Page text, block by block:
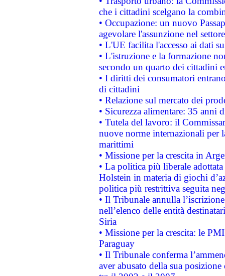
che i cittadini scelgano la
• Occupazione: un nuovo
agevolare l'assunzione nel
• L'UE facilita l'accesso ai dati
• L'istruzione e la formazione
secondo un quarto dei cittadini
• I diritti dei consumatori
di cittadini
• Relazione sul mercato dei
• Sicurezza alimentare: 35 anni
• Tutela del lavoro: il
nuove norme internazionali per
marittimi
• Missione per la crescita in
• La politica più liberale
Holstein in materia di giochi
politica più restrittiva seguita
• Il Tribunale annulla
nell’elenco delle entità
Siria
• Missione per la crescita: le
Paraguay
• Il Tribunale conferma
aver abusato della sua